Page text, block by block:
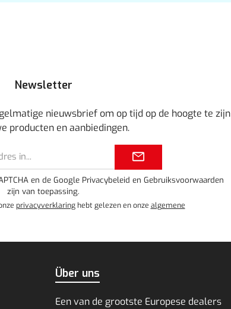
Newsletter
nieuwsbrief om op tijd op de hoogte te zijn
producten en aanbiedingen.
mailadres*
en de Google Privacybeleid en Gebruiksvoorwaarden
zijn van toepassing.
privacyverklaringhebt gelezen en onze algemene
Über uns
Een van de grootste Europese dealers